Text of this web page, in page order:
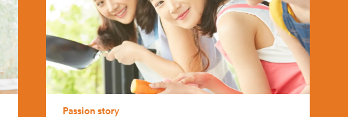
Passion story